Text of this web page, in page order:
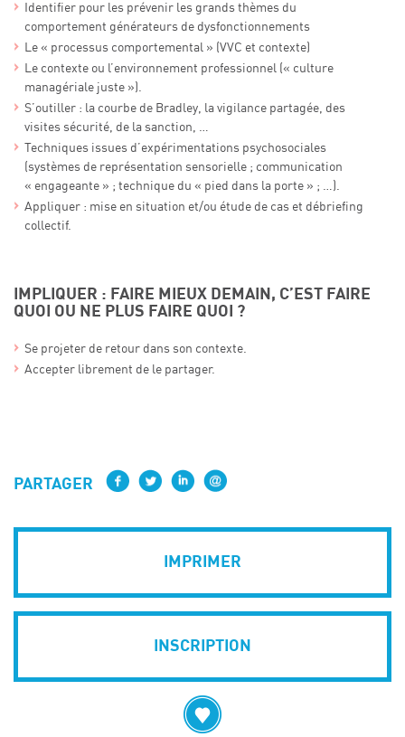
Identifier pour les prévenir les grands thèmes du
comportement générateurs de dysfonctionnements
Le « processus comportemental » (VVC et contexte)
Le contexte ou l’environnement professionnel (« culture
managériale juste »).
S’outiller : la courbe de Bradley, la vigilance partagée, des
visites sécurité, de la sanction, …
Techniques issues d’expérimentations psychosociales
(systèmes de représentation sensorielle ; communication
« engageante » ; technique du « pied dans la porte » ; …).
Appliquer : mise en situation et/ou étude de cas et débriefing
collectif.
IMPLIQUER : FAIRE MIEUX DEMAIN, C’EST FAIRE
QUOI OU NE PLUS FAIRE QUOI ?
Se projeter de retour dans son contexte.
Accepter librement de le partager.
PARTAGER
IMPRIMER
INSCRIPTION